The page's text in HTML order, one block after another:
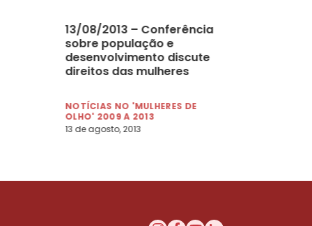
13/08/2013 – Conferência
sobre população e
desenvolvimento discute
direitos das mulheres
NOTÍCIAS NO 'MULHERES DE
OLHO' 2009 A 2013
13 de agosto, 2013